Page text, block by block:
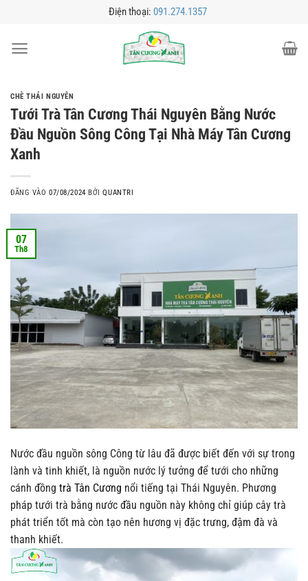
nội
Điện thoại: 091.274.1357
CHÈ THÁI NGUYÊN
Tưới Trà Tân Cương Thái Nguyên Bằng Nước
Đầu Nguồn Sông Công Tại Nhà Máy Tân Cương
Xanh
ĐĂNG VÀO07/08/2024 BỞIQUANTRI
07
Th8
Nước đầu nguồn sông Công từ lâu đã được biết đến với sự trong
lành và tinh khiết, là nguồn nước lý tưởng để tưới cho những
cánh đồng trà Tân Cương nổi tiếng tại Thái Nguyên. Phương
pháp tưới trà bằng nước đầu nguồn này không chỉ giúp cây trà
phát triển tốt mà còn tạo nên hương vị đặc trưng, đậm đà và
thanh khiết.
Trình
chơi